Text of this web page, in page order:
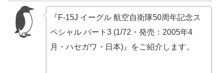
『F-15J イーグル 航空自衛隊50周年記念ス
ペシャル パート3 (1/72・発売：2005年4
月・ハセガワ・日本)』をご紹介します。